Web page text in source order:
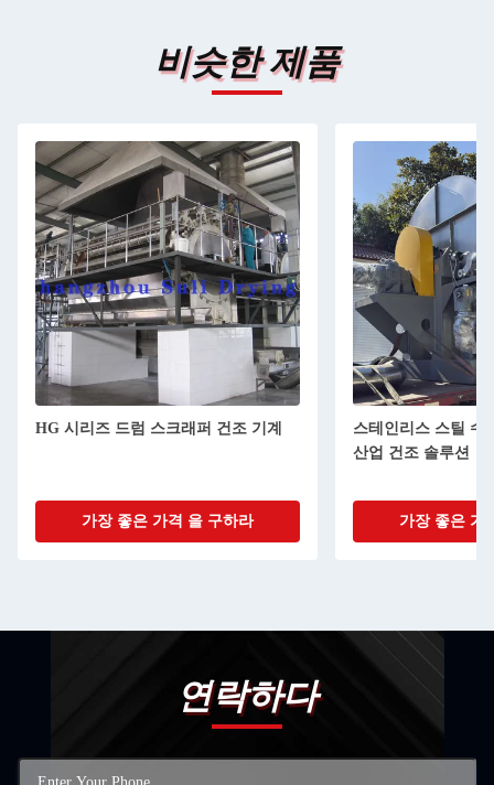
비슷한 제품
HG 시리즈 드럼 스크래퍼 건조 기계
가장 좋은 가격 을 구하라
스테인리스 스틸 수
산업 건조 솔루션
가장 좋은 가
연락하다